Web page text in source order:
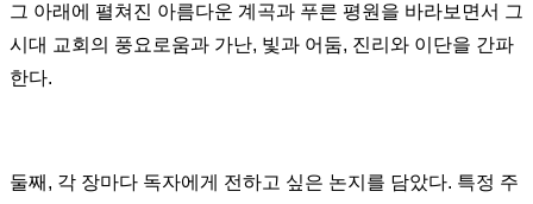
그 아래에 펼쳐진 아름다운 계곡과 푸른 평원을 바라보면서 그
시대 교회의 풍요로움과 가난, 빛과 어둠, 진리와 이단을 간파
한다.
둘째 , 각 장마다 독자에게 전하고 싶은 논지를 담았다. 특정 주